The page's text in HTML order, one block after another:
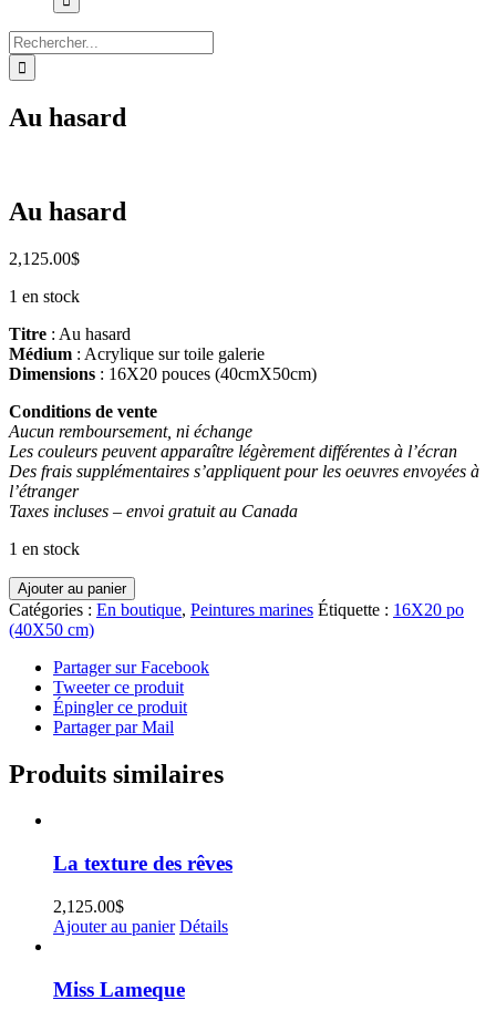
Rechercher:
Au hasard
Au hasard
2,125.00$
1 en stock
Titre : Au hasard
Médium : Acrylique sur toile galerie
Dimensions : 16X20 pouces (40cmX50cm)
Conditions de vente
Aucun remboursement, ni échange
Les couleurs peuvent apparaître légèrement différentes à l’écran
Des frais supplémentaires s’appliquent pour les oeuvres envoyées à
l’étranger
Taxes incluses – envoi gratuit au Canada
1 en stock
quantité
de
Au
hasard
Ajouter au panier
Catégories : En boutique, Peintures marines Étiquette : 16X20 po
(40X50 cm)
Partager sur Facebook
Tweeter ce produit
Épingler ce produit
Partager par Mail
Produits similaires
La texture des rêves
2,125.00$
Ajouter au panier Détails
Miss Lameque